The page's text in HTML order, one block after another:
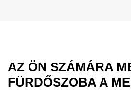
AZ ÖN SZÁMÁRA
FÜRDŐSZOBA A